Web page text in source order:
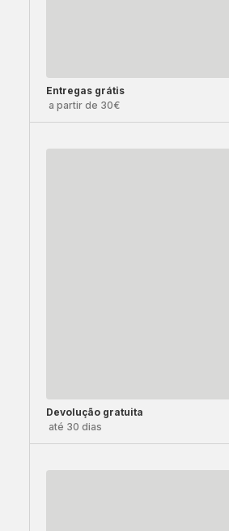
Entregas grátis
a partir de 30€
Devolução gratuita
até 30 dias